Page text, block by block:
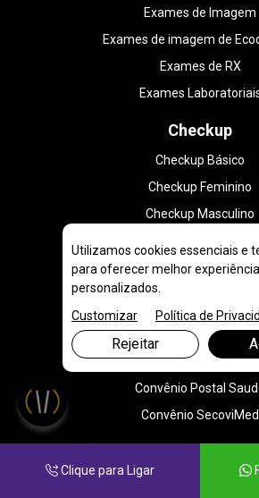
Exames de Imagem
Exames de imagem de
Exames de RX
Exames
Checkup
Checkup Básico
Checkup Feminino
Checkup Masculino
Checkup para Jovens e
Convênio Geap
Convênio IBCM
Convênio Postal
Convênio SecoviMed
Clique para Ligar
Utilizamos cookies essenciais e
para oferecer melhor
personalizados.
Customizar
Política de
Rejeitar